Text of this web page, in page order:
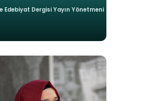
Edebiyat Dergisi Yayın Yönetmeni